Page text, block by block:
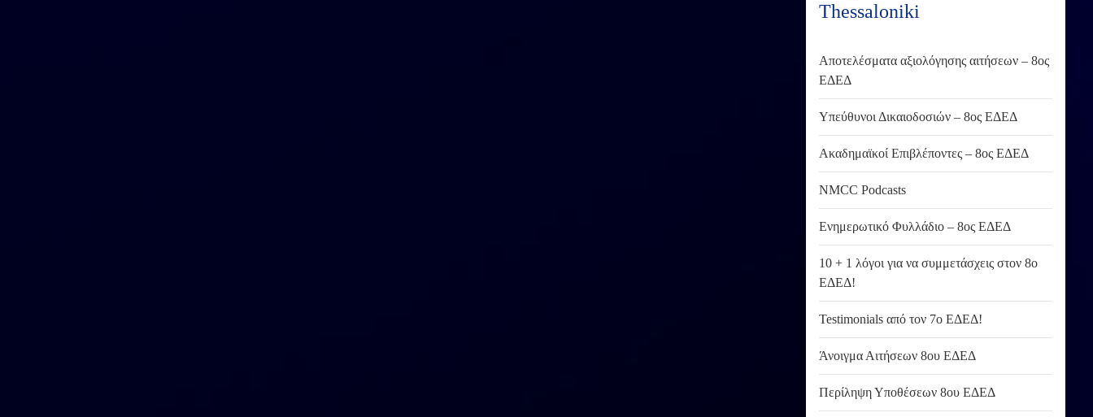
Thessaloniki
Αποτελέσματα αξιολόγησης αιτήσεων – 8ος
ΕΔΕΔ
Υπεύθυνοι Δικαιοδοσιών – 8ος ΕΔΕΔ
Ακαδημαϊκοί Επιβλέποντες – 8ος ΕΔΕΔ
NMCC Podcasts
Ενημερωτικό Φυλλάδιο – 8ος ΕΔΕΔ
10 + 1 λόγοι για να συμμετάσχεις στον 8ο
ΕΔΕΔ!
Testimonials από τον 7ο ΕΔΕΔ!
Άνοιγμα Αιτήσεων 8ου ΕΔΕΔ
Περίληψη Υποθέσεων 8ου ΕΔΕΔ